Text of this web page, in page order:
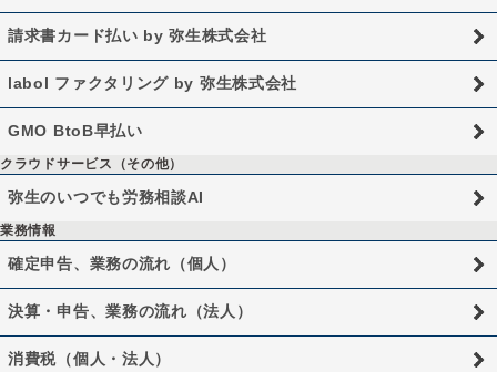
請求書カード払い by 弥生株式会社
labol ファクタリング by 弥生株式会社
GMO BtoB早払い
クラウドサービス（その他）
弥生のいつでも労務相談AI
業務情報
確定申告、業務の流れ（個人）
決算・申告、業務の流れ（法人）
消費税（個人・法人）